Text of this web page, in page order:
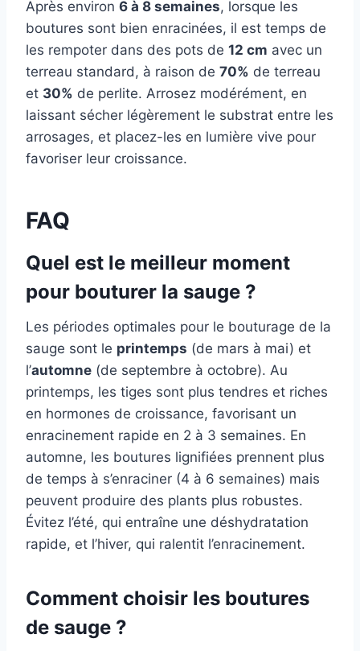
Après environ 6 à 8 semaines, lorsque les
boutures sont bien enracinées, il est temps de
les rempoter dans des pots de 12 cm avec un
terreau standard, à raison de 70% de terreau
et 30% de perlite. Arrosez modérément, en
laissant sécher légèrement le substrat entre les
arrosages, et placez-les en lumière vive pour
favoriser leur croissance.
FAQ
Quel est le meilleur moment
pour bouturer la sauge ?
Les périodes optimales pour le bouturage de la
sauge sont le printemps (de mars à mai) et
l’automne (de septembre à octobre). Au
printemps, les tiges sont plus tendres et riches
en hormones de croissance, favorisant un
enracinement rapide en 2 à 3 semaines. En
automne, les boutures lignifiées prennent plus
de temps à s’enraciner (4 à 6 semaines) mais
peuvent produire des plants plus robustes.
Évitez l’été, qui entraîne une déshydratation
rapide, et l’hiver, qui ralentit l’enracinement.
Comment choisir les boutures
de sauge ?